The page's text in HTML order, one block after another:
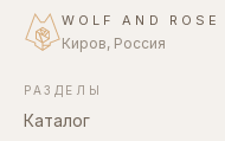
WOLF AND ROSE
Киров, Россия
РАЗДЕЛЫ
Каталог